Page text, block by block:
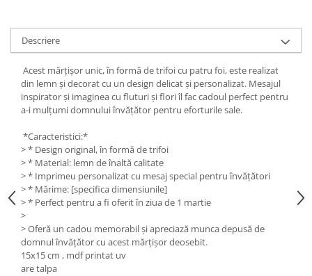
Linere
Pixuri
Rollere
Stilouri
Laminatoare si accesorii
Lipici
Lipici Solid
Lipici Lichid
Markere si Carioci
Carioci
Markere
Markere Acrilice
Descriere
Acest mărțișor unic, în formă de trifoi cu patru foi, este realizat
din lemn și decorat cu un design delicat și personalizat. Mesajul
inspirator și imaginea cu fluturi și flori îl fac cadoul perfect pentru
a-i mulțumi domnului învățător pentru eforturile sale.
*Caracteristici:*
> * Design original, în formă de trifoi
> * Material: lemn de înaltă calitate
> * Imprimeu personalizat cu mesaj special pentru învățători
> * Mărime: [specifica dimensiunile]
> * Perfect pentru a fi oferit în ziua de 1 martie
>
> Oferă un cadou memorabil și apreciază munca depusă de
domnul învățător cu acest mărțișor deosebit.
15x15 cm , mdf printat uv
are talpa